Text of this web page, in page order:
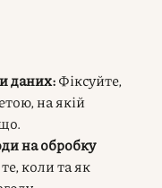
даних:Фіксуйте,
на якій
на обробку
коли та як